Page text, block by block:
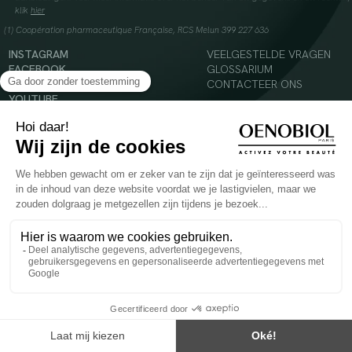
klik hier
(1) Coopération pharmaceutique Française, RCS Melun 399 227 636
INSTAGRAM
FACEBOOK
TIKTOK
YOUTUBE
VEELGESTELDE VRAGEN
GLOSSARIUM
CONTACTEER ONS
Voedingssupplement dat moet worden geconsumeerd als onderdeel van een gevarieerde,
evenwichtige voeding en een gezonde levensstijl. Aanbevolen dagelijkse dosis niet
overschrijden. Enkel voor volwassenen, buiten het bereik van kinderen houden.